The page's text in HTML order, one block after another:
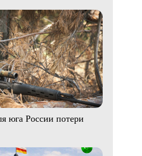
юга России потери